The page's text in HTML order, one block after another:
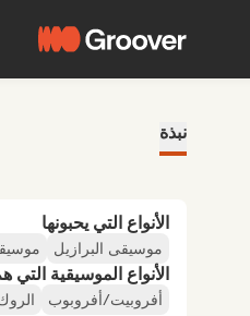
نبذة
الأنواع التي يحبونها
موسيقى البرازيل
الأنواع الموسيقية
أفروبيت/أفروبوب